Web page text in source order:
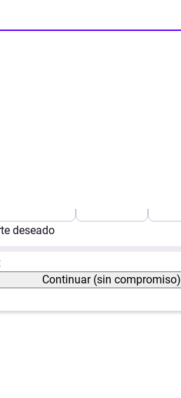
deseado
Continuar (sin compromiso)